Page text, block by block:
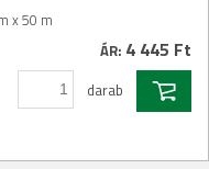
x 50 m
ÁR: 4 445 Ft
darab